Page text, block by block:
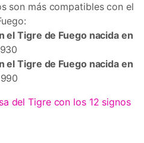
son más compatibles con el
el Tigre de Fuego nacida en
el Tigre de Fuego nacida en
del Tigre con los 12 signos